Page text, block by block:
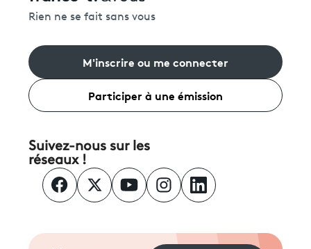
Rien ne se fait sans vous
M'inscrire ou me connecter
Participer à une émission
Suivez-nous sur les
réseaux !